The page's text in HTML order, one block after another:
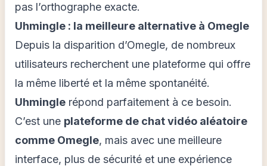
pas l’orthographe exacte.
Uhmingle : la meilleure alternative à Omegle
Depuis la disparition d’Omegle, de nombreux
utilisateurs recherchent une plateforme qui offre
la même liberté et la même spontanéité.
Uhmingle répond parfaitement à ce besoin.
C’est une plateforme de chat vidéo aléatoire
comme Omegle, mais avec une meilleure
interface, plus de sécurité et une expérience